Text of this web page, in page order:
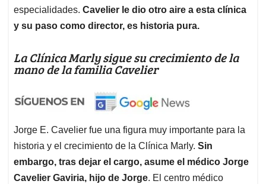
especialidades. Cavelier le dio otro aire a esta clínica
y su paso como director, es historia pura.
La Clínica Marly sigue su crecimiento de la
mano de la familia Cavelier
Jorge E. Cavelier fue una figura muy importante para la
historia y el crecimiento de la Clínica Marly. Sin
embargo, tras dejar el cargo, asume el médico Jorge
Cavelier Gaviria, hijo de Jorge. El centro médico